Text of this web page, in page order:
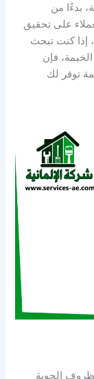
بدءًا من
على تحقيق
إذا كنت تبحث
فإن
توفر لك
الجوية